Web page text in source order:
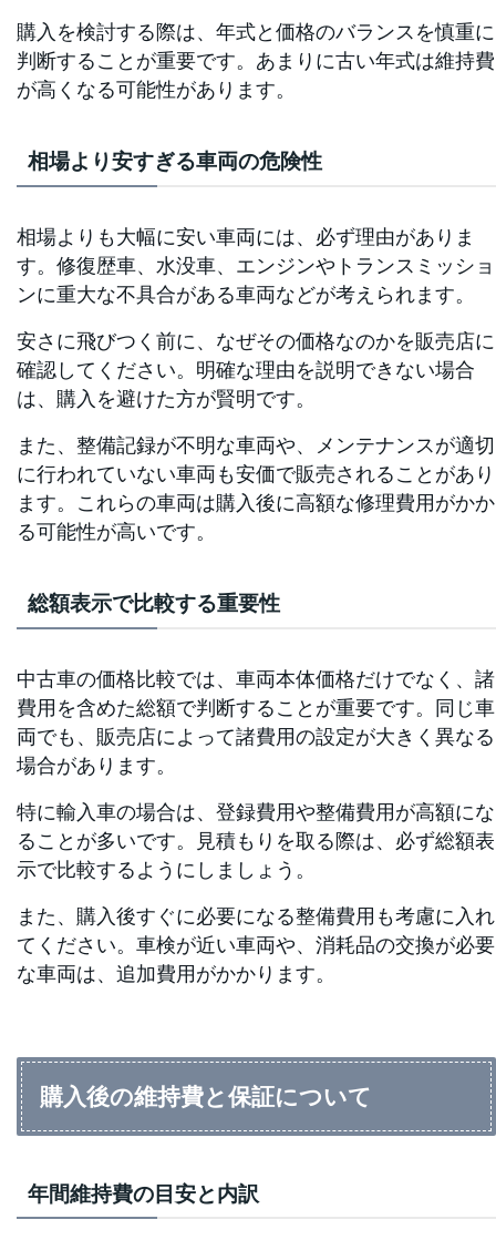
購入を検討する際は、年式と価格のバランスを慎重に
判断することが重要です。あまりに古い年式は維持費
が高くなる可能性があります。
相場より安すぎる車両の危険性
相場よりも大幅に安い車両には、必ず理由がありま
す。修復歴車、水没車、エンジンやトランスミッショ
ンに重大な不具合がある車両などが考えられます。
安さに飛びつく前に、なぜその価格なのかを販売店に
確認してください。明確な理由を説明できない場合
は、購入を避けた方が賢明です。
また、整備記録が不明な車両や、メンテナンスが適切
に行われていない車両も安価で販売されることがあり
ます。これらの車両は購入後に高額な修理費用がかか
る可能性が高いです。
総額表示で比較する重要性
中古車の価格比較では、車両本体価格だけでなく、諸
費用を含めた総額で判断することが重要です。同じ車
両でも、販売店によって諸費用の設定が大きく異なる
場合があります。
特に輸入車の場合は、登録費用や整備費用が高額にな
ることが多いです。見積もりを取る際は、必ず総額表
示で比較するようにしましょう。
また、購入後すぐに必要になる整備費用も考慮に入れ
てください。車検が近い車両や、消耗品の交換が必要
な車両は、追加費用がかかります。
購入後の維持費と保証について
年間維持費の目安と内訳